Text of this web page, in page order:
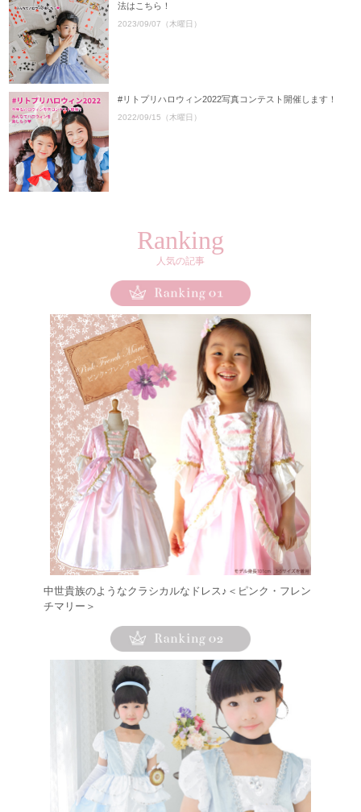
法はこちら！
2023/09/07（木曜日）
#リトプリハロウィン2022写真コンテスト開催します！
2022/09/15（木曜日）
Ranking
人気の記事
中世貴族のようなクラシカルなドレス♪＜ピンク・フレン
チマリー＞